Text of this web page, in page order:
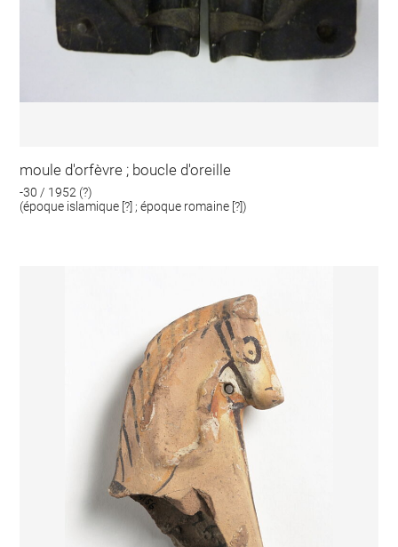
moule d'orfèvre ; boucle d'oreille
-30 / 1952 (?)
(époque islamique [?] ; époque romaine [?])